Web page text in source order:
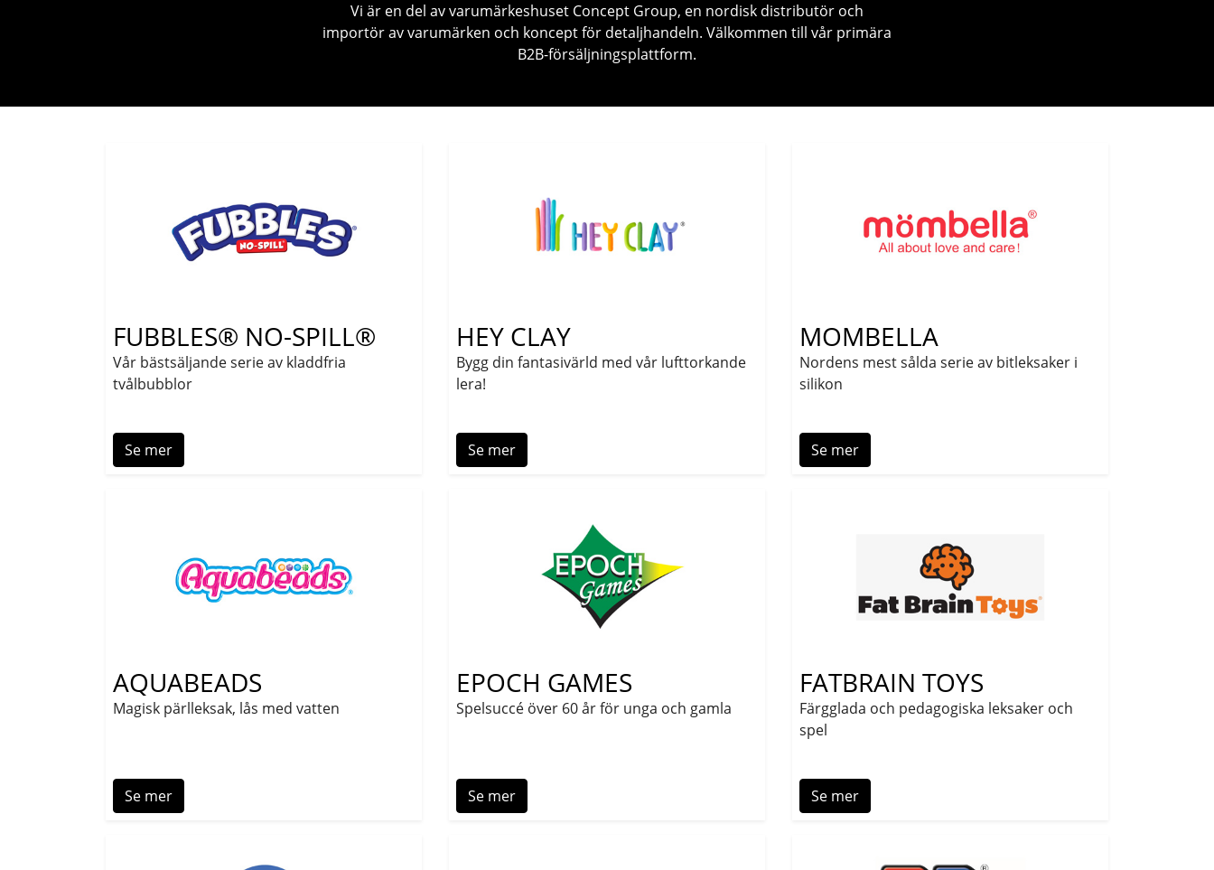
Vi är en del av varumärkeshuset Concept Group, en nordisk distributör och
importör av varumärken och koncept för detaljhandeln. Välkommen till vår primära
B2B-försäljningsplattform.
FUBBLES® NO-SPILL®
Vår bästsäljande serie av kladdfria
tvålbubblor
Se mer
HEY CLAY
Bygg din fantasivärld med vår lufttorkande
lera!
Se mer
MOMBELLA
Nordens mest sålda serie av bitleksaker i
silikon
Se mer
AQUABEADS
Magisk pärlleksak, lås med vatten
Se mer
EPOCH GAMES
Spelsuccé över 60 år för unga och gamla
Se mer
FATBRAIN TOYS
Färgglada och pedagogiska leksaker och
spel
Se mer